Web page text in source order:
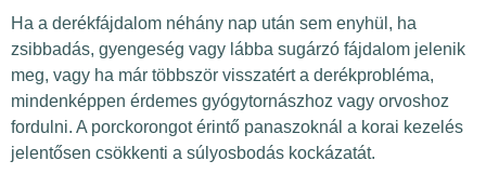
Ha a derékfájdalom néhány nap után sem enyhül, ha
zsibbadás, gyengeség vagy lábba sugárzó fájdalom jelenik
meg, vagy ha már többször visszatért a derékprobléma,
mindenképpen érdemes gyógytornászhoz vagy orvoshoz
fordulni. A porckorongot érintő panaszoknál a korai kezelés
jelentősen csökkenti a súlyosbodás kockázatát.